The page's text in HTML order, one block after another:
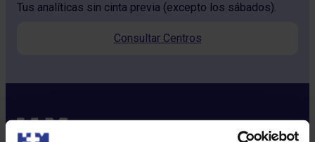
Tus analíticas sin cinta previa (excepto los sábados).
Consultar Centros